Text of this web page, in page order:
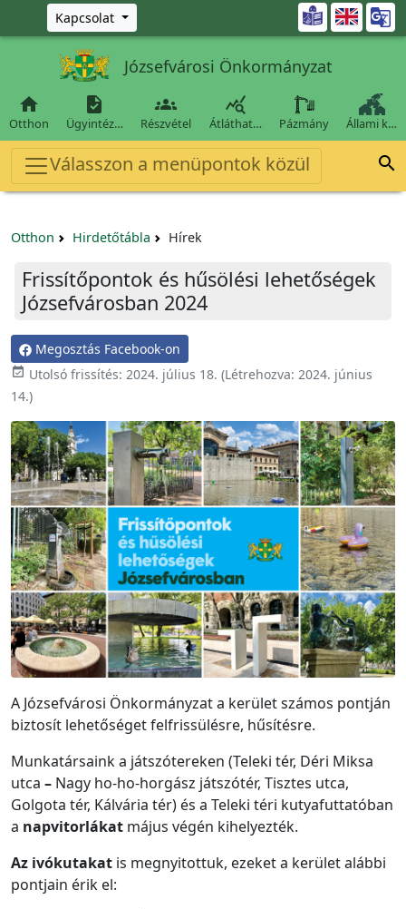
Ugrás a fő tartalomra
Kapcsolat 
Józsefvárosi Önkormányzat

Otthon

Ügyintéz…

Részvétel

Átláthat… Pázmány Állami k…
Válasszon a menüpontok közül 
Otthon Hirdetőtábla Hírek
Frissítőpontok és hűsölési lehetőségek
Józsefvárosban 2024
Megosztás Facebook-on
 Utolsó frissítés: 2024. július 18. (Létrehozva: 2024. június
14.)
A Józsefvárosi Önkormányzat a kerület számos pontján
biztosít lehetőséget felfrissülésre, hűsítésre.
Munkatársaink a játszótereken (Teleki tér, Déri Miksa
utca – Nagy ho-ho-horgász játszótér, Tisztes utca,
Golgota tér, Kálvária tér) és a Teleki téri kutyafuttatóban
a napvitorlákat május végén kihelyezték.
Az ivókutakat is megnyitottuk, ezeket a kerület alábbi
pontjain érik el: